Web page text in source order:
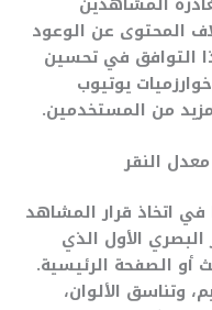
المحتوى عن الوعود
التوافق في تحسين
يوتيوب
من المستخدمين.
النقر
اتخاذ قرار المشاهد
البصري الأول الذي
أو الصفحة الرئيسية.
وتناسق الألوان،